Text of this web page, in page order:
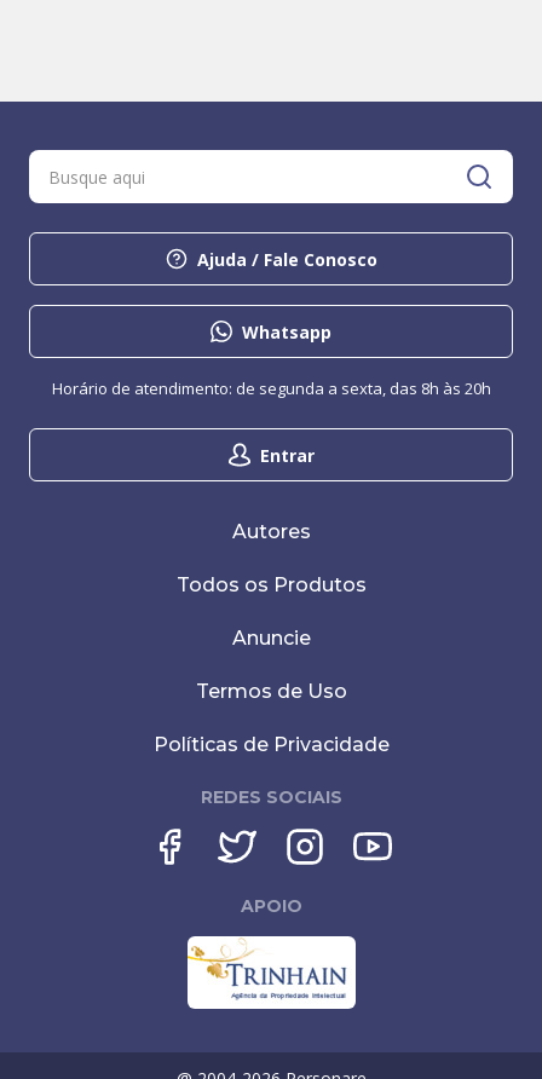
Ajuda / Fale Conosco
Whatsapp
Entrar
Horário de atendimento: de segunda a sexta, das 8h às 20h
Autores
Todos os Produtos
Anuncie
Termos de Uso
Políticas de Privacidade
REDES SOCIAIS
APOIO